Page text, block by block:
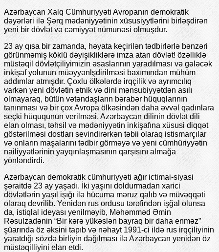
Azərbaycan Xalq Cümhuriyyəti Avropanın demokratik
dəyərləri ilə Şərq mədəniyyətinin xüsusiyytlərini birləşdirən
yeni bir dövlət və cəmiyyət nümunəsi olmuşdur.
23 ay qısa bir zamanda, həyata keçirilən tədbirlərlə bənzəri
görünməmiş köklü dəyişikliklərə imza atan dövlət! özəlliklə
müstəqil dövlətçiliyimizin əsaslarının yaradılması və gələcək
inkişaf yolunun müəyyənlşdirilməsi baxımından mühüm
addımlar atmışdır. Çoxlu ölkələrdə irqçilik və ayrımcılıq
varkən yeni dövlətin etnik və dini mənsubiyyətdən asılı
olmayaraq, bütün vətəndaşların bərabər hüquqlarının
tanınması və bir çox Avropa ölkəsindən daha əvvəl qadınlara
seçki hüququnun verilməsi, Azərbaycan dilinin dövlət dili
elan olması, təhsil və mədəniyyətin inkişafına xüsusi diqqət
göstərilməsi dostları sevindirərkən təbii olaraq istismarçılar
və onların maşalarını tədbir görməyə və yeni cümhüriyyətin
nailiyyətlərinin yayqınlaşmasının qarşısını almağa
yönləndirdi.
Azərbaycan demokratik cümhuriyyəti ağır ictimai-siyasi
şəraitdə 23 ay yaşadı. İki yaşını doldurmadan xarici
dövlətlərin yaşıl işığı ilə hücuma məruz qalıb və müvəqqəti
olaraq devrilib. Yenidən rus ordusu tərəfindən işğal olunsa
da, istiqlal ideyası yenilməyib, Məhəmməd Əmin
Rəsulzadənin “Bir kərə yükəslən bayraq bir daha enməz”
şüarında öz əksini tapıb və nəhayt 1991-ci ildə rus irqçiliyinin
yaratdığı sözdə birliyin dağılması ilə Azərbaycan yenidən öz
müstəqilliyini elan etdi.